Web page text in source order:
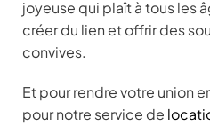
joyeuse qui plaît à tous les
créer du lien et offrir des
convives.
Et pour rendre votre union
pour notre service de